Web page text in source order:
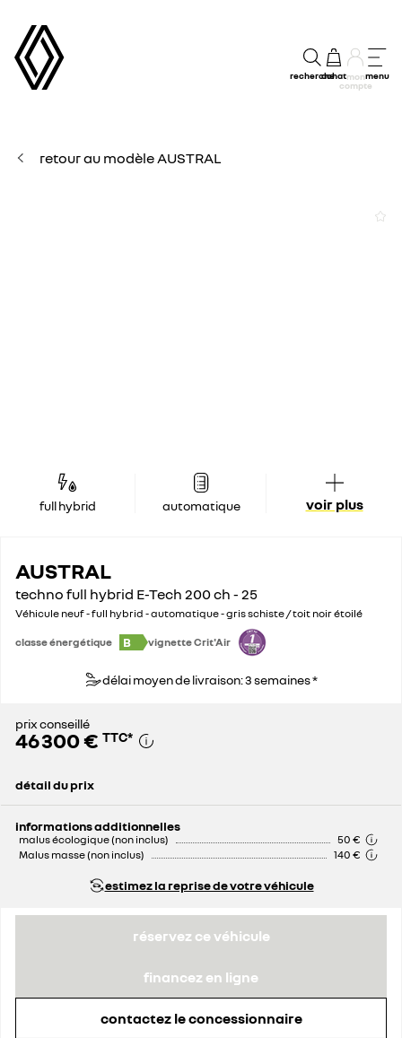
rechercheachatmon
compte
menu
retour au modèle AUSTRAL
full hybrid automatique voir plus
AUSTRAL
techno full hybrid E-Tech 200 ch - 25
Véhicule neuf - full hybrid - automatique - gris schiste / toit noir étoilé
classe énergétique B vignette Crit'Air
délai moyen de livraison: 3 semaines *
prix conseillé
46 300 € TTC*
détail du prix
informations additionnelles
malus écologique (non inclus)
50 €
Malus masse (non inclus)
140 €
estimez la reprise de votre véhicule
réservez ce véhicule
financez en ligne
contactez le concessionnaire